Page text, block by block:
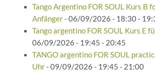
Tango Argentino FOR SOUL Kurs B
Anfänger- 06/09/2026 - 18:30 -
Tango argentino FOR SOUL Kurs E
06/09/2026 - 19:45 - 20:45
TANGO argentino FOR SOUL
Uhr- 09/09/2026 - 19:45 - 21:00